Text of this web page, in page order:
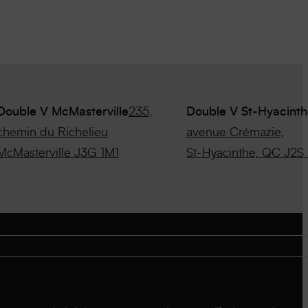
V McMasterville235,
du Richelieu
J3G 1M1
Double V St-
avenue Crémazie,
St-Hyacinthe, QC J2S